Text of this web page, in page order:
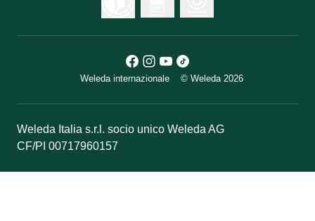
Weleda internazionale © Weleda 2026
Weleda Italia s.r.l. socio unico Weleda AG
CF/PI 00717960157